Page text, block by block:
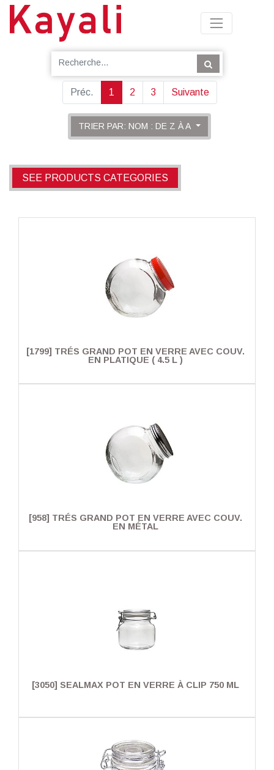
Préc. 1 2 3 Suivante
TRIER PAR: NOM : DE Z À A
SEE PRODUCTS CATEGORIES
[1799] TRÉS GRAND POT EN VERRE AVEC COUV.
EN PLATIQUE ( 4.5 L )
[958] TRÉS GRAND POT EN VERRE AVEC COUV.
EN MÉTAL
[3050] SEALMAX POT EN VERRE À CLIP 750 ML